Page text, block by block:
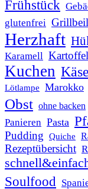
Frühstück
glutenfrei
Herzhaft
Karamell
Kuchen Käse
Lötlampe Marokko
Obst ohne backen
Panieren Pasta
Pudding Quiche
Rezeptübersicht
Soulfood